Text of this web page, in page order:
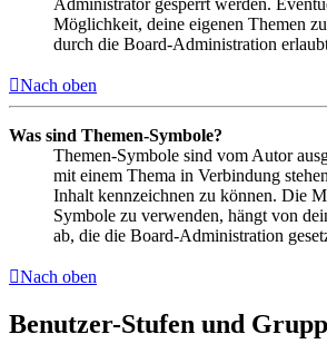
Möglichkeit, deine eigenen Themen
durch die Board-Administration
Nach oben
Was sind Themen-Symbole?
Themen-Symbole sind vom Autor
mit einem Thema in Verbindung
Inhalt kennzeichnen zu können. Die
Symbole zu verwenden, hängt von
ab, die die Board-Administration
Nach oben
Benutzer-Stufen und